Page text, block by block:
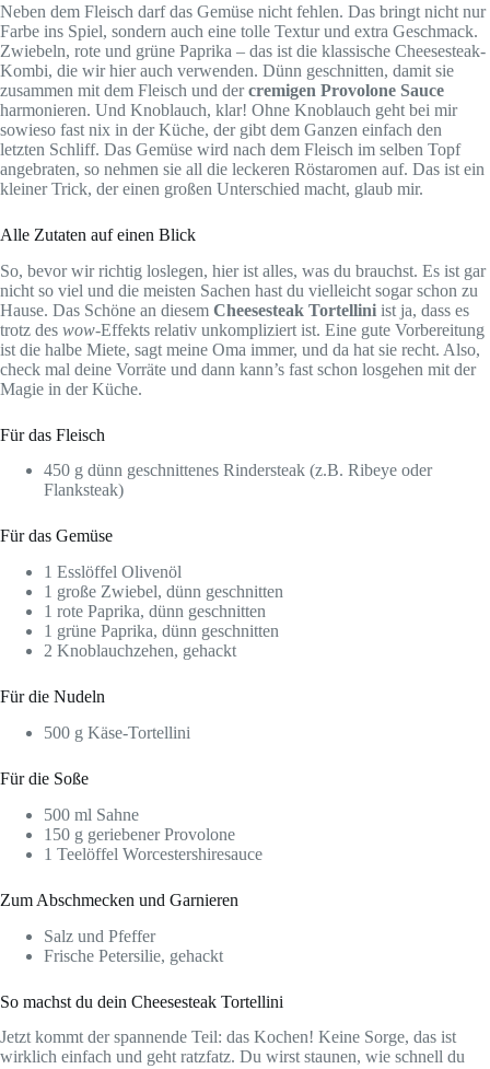
Neben dem Fleisch darf das Gemüse nicht fehlen. Das bringt nicht nur
Farbe ins Spiel, sondern auch eine tolle Textur und extra Geschmack.
Zwiebeln, rote und grüne Paprika – das ist die klassische Cheesesteak-
Kombi, die wir hier auch verwenden. Dünn geschnitten, damit sie
zusammen mit dem Fleisch und dercremigen Provolone Sauce
harmonieren. Und Knoblauch, klar! Ohne Knoblauch geht bei mir
sowieso fast nix in der Küche, der gibt dem Ganzen einfach den
letzten Schliff. Das Gemüse wird nach dem Fleisch im selben Topf
angebraten, so nehmen sie all die leckeren Röstaromen auf. Das ist ein
kleiner Trick, der einen großen Unterschied macht, glaub mir.
Alle Zutaten auf einen Blick
So, bevor wir richtig loslegen, hier ist alles, was du brauchst. Es ist gar
nicht so viel und die meisten Sachen hast du vielleicht sogar schon zu
Hause. Das Schöne an diesem Cheesesteak Tortellini ist ja, dass es
trotz des wow-Effekts relativ unkompliziert ist. Eine gute Vorbereitung
ist die halbe Miete, sagt meine Oma immer, und da hat sie recht. Also,
check mal deine Vorräte und dann kann’s fast schon losgehen mit der
Magie in der Küche.
Für das Fleisch
450 g dünn geschnittenes Rindersteak (z.B. Ribeye oder
Flanksteak)
Für das Gemüse
1 Esslöffel Olivenöl
1 große Zwiebel, dünn geschnitten
1 rote Paprika, dünn geschnitten
1 grüne Paprika, dünn geschnitten
2 Knoblauchzehen, gehackt
Für die Nudeln
500 g Käse-Tortellini
Für die Soße
500 ml Sahne
150 g geriebener Provolone
1 Teelöffel Worcestershiresauce
Zum Abschmecken und Garnieren
Salz und Pfeffer
Frische Petersilie, gehackt
So machst du dein Cheesesteak Tortellini
Jetzt kommt der spannende Teil: das Kochen! Keine Sorge, das ist
wirklich einfach und geht ratzfatz. Du wirst staunen, wie schnell du